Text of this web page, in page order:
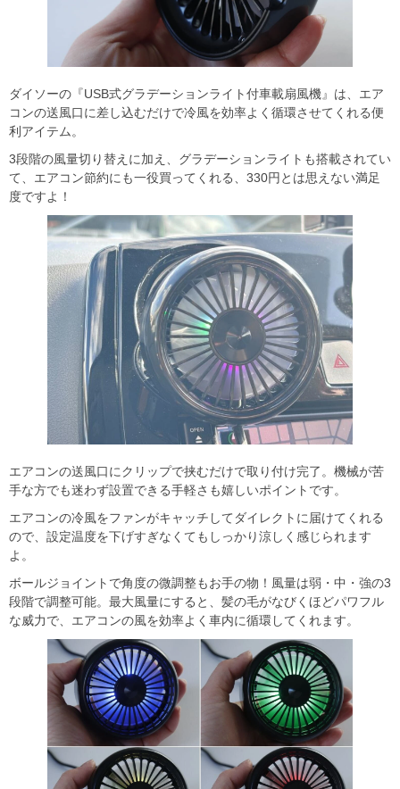
ダイソーの『USB式グラデーションライト付車載扇風機』は、エア
コンの送風口に差し込むだけで冷風を効率よく循環させてくれる便
利アイテム。
3段階の風量切り替えに加え、グラデーションライトも搭載されてい
て、エアコン節約にも一役買ってくれる、330円とは思えない満足
度ですよ！
エアコンの送風口にクリップで挟むだけで取り付け完了。機械が苦
手な方でも迷わず設置できる手軽さも嬉しいポイントです。
エアコンの冷風をファンがキャッチしてダイレクトに届けてくれる
ので、設定温度を下げすぎなくてもしっかり涼しく感じられます
よ。
ボールジョイントで角度の微調整もお手の物！風量は弱・中・強の3
段階で調整可能。最大風量にすると、髪の毛がなびくほどパワフル
な威力で、エアコンの風を効率よく車内に循環してくれます。